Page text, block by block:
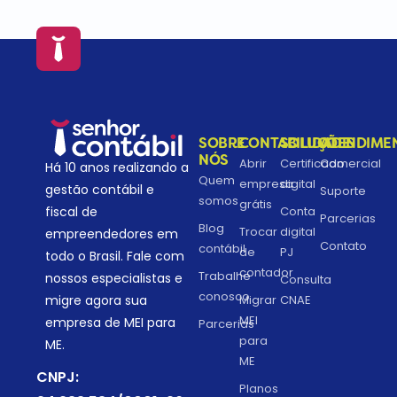
Há 10 anos realizando a
gestão contábil e
fiscal de
empreendedores em
todo o Brasil. Fale com
nossos especialistas e
migre agora sua
empresa de MEI para
ME.
CNPJ:
SOBRE
NÓS
Quem
somos
Blog
contábil
Trabalhe
conosco
Parcerias
CONTABILIDADE
Abrir
empresa
grátis
Trocar
de
contador
Migrar
MEI
para
ME
Planos
SOLUÇÕES
Certificado
digital
Conta
digital
PJ
Consulta
CNAE
Comercial
Suporte
Parcerias
Contato